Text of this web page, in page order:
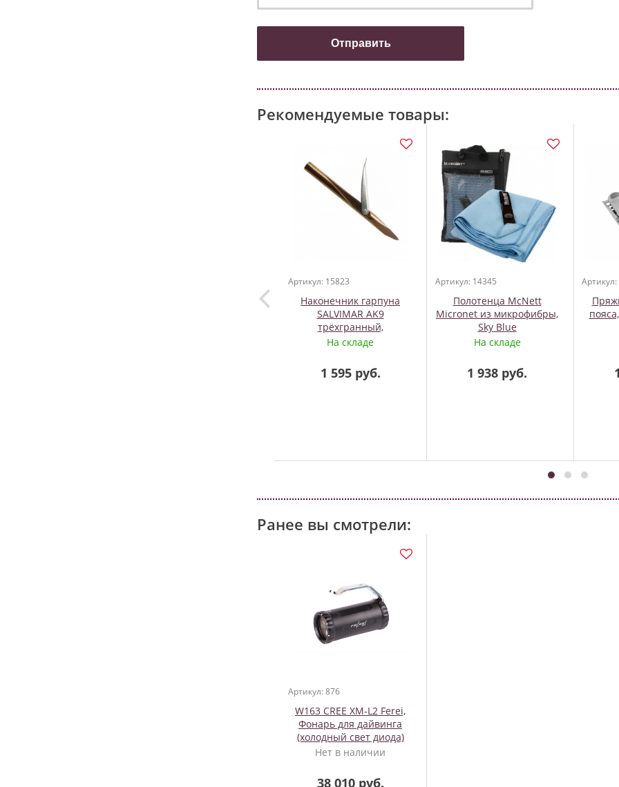
Рекомендуемые товары:
Артикул: 15823
Наконечник гарпуна
SALVIMAR AK9
трёхгранный,
утопленный флажок,
Akvilon
На складе
1 595 руб.
Артикул: 14345
Полотенца McNett
Micronet из микрофибры,
Sky Blue
На складе
1 938 руб.
Ранее вы смотрели:
Артикул: 876
W163 CREE XM-L2 Ferei,
Фонарь для дайвинга
(холодный свет диода)
2960 lm
Нет в наличии
38 010 руб.